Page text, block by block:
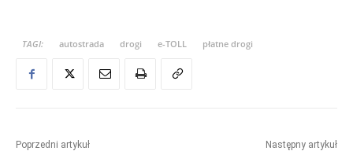
TAGI: autostrada drogi e-TOLL płatne drogi
Poprzedni artykuł Następny artykuł